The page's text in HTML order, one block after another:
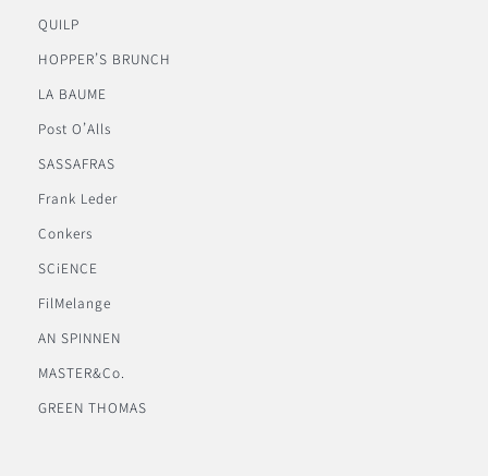
QUILP
HOPPER’S BRUNCH
LA BAUME
Post O’Alls
SASSAFRAS
Frank Leder
Conkers
SCiENCE
FilMelange
AN SPINNEN
MASTER&Co.
GREEN THOMAS